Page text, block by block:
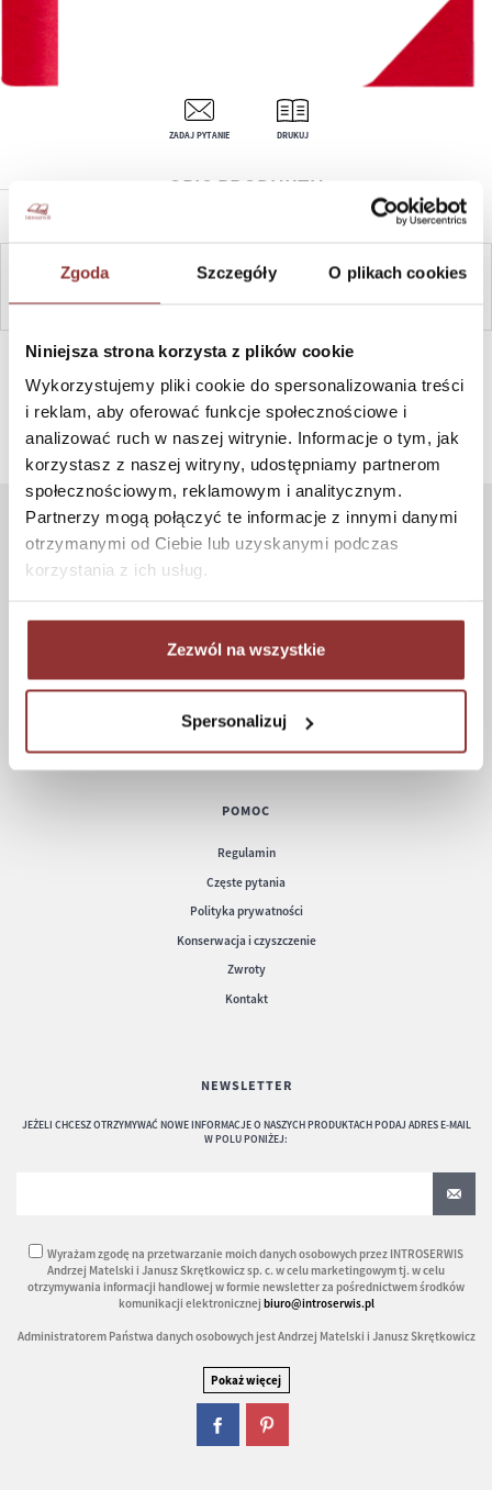
Zgoda Szczegóły O plikach cookies
Niniejsza strona korzysta z plików cookie
Wykorzystujemy pliki cookie do spersonalizowania treści
i reklam, aby oferować funkcje społecznościowe i
analizować ruch w naszej witrynie. Informacje o tym, jak
korzystasz z naszej witryny, udostępniamy partnerom
społecznościowym, reklamowym i analitycznym.
Partnerzy mogą połączyć te informacje z innymi danymi
otrzymanymi od Ciebie lub uzyskanymi podczas
korzystania z ich usług.
Zezwól na wszystkie
Spersonalizuj
ZADAJ PYTANIE DRUKUJ
OPIS PRODUKTU
ZAPYTAJ
SZYBKI KONTAKT PN-PT, 8-16, +48 698 291 992, +48 608
ZAKUPY
Czas realizacji zamówienia
Formy płatności
POMOC
Regulamin
Częste pytania
Polityka prywatności
Konserwacja i czyszczenie
Zwroty
Kontakt
NEWSLETTER
JEŻELI CHCESZ OTRZYMYWAĆ NOWE INFORMACJE O NASZYCH PRODUKTACH PODAJ ADRES E-MAIL
W POLU PONIŻEJ:
Wyrażam zgodę na przetwarzanie moich danych osobowych przez INTROSERWIS
Andrzej Matelski i Janusz Skrętkowicz sp. c. w celu marketingowym tj. w celu
otrzymywania informacji handlowej w formie newsletter za pośrednictwem środków
komunikacji elektronicznej biuro@introserwis.pl
Administratorem Państwa danych osobowych jest Andrzej Matelski i Janusz Skrętkowicz